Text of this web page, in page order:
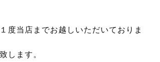
度当店までお越しいただいておりま
します。